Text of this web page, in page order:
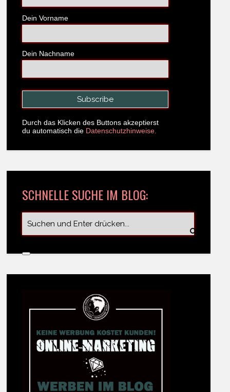
Dein Vorname
Dein Nachname
Durch das Klicken des Buttons akzeptierst
du automatisch die Datenschutzhinweise.
SCHNELLE SUCHE IM BLOG: